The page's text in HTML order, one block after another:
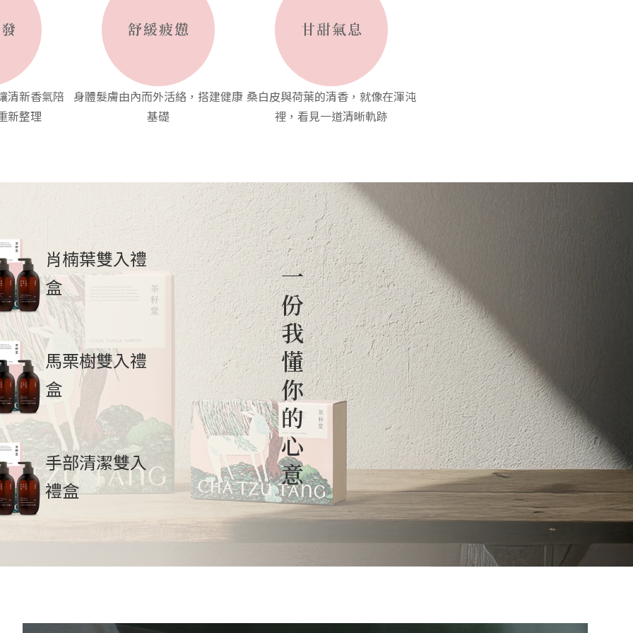
清新香氣陪
新整理
身體髮膚由內而外活絡，搭建健康
基礎
桑白皮與荷葉的清香，就像在渾沌
裡，看見一道清晰軌跡
一
份
我
懂
你
的
心
意
肖楠葉雙入禮
盒
馬栗樹雙入禮
盒
手部清潔雙入
禮盒